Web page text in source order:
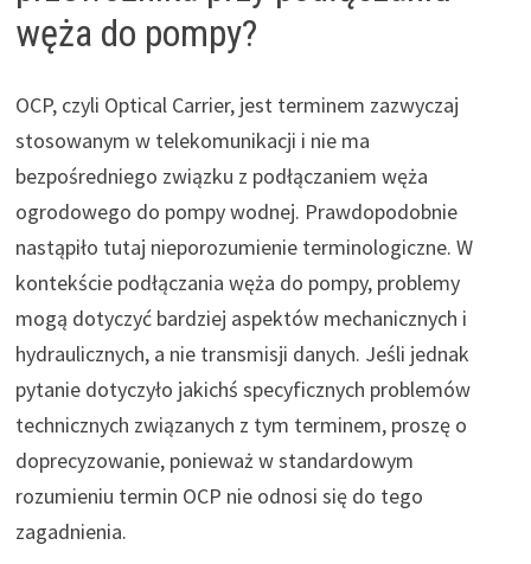
węża do pompy?
OCP, czyli Optical Carrier, jest terminem zazwyczaj
stosowanym w telekomunikacji i nie ma
bezpośredniego związku z podłączaniem węża
ogrodowego do pompy wodnej. Prawdopodobnie
nastąpiło tutaj nieporozumienie terminologiczne. W
kontekście podłączania węża do pompy, problemy
mogą dotyczyć bardziej aspektów mechanicznych i
hydraulicznych, a nie transmisji danych. Jeśli jednak
pytanie dotyczyło jakichś specyficznych problemów
technicznych związanych z tym terminem, proszę o
doprecyzowanie, ponieważ w standardowym
rozumieniu termin OCP nie odnosi się do tego
zagadnienia.